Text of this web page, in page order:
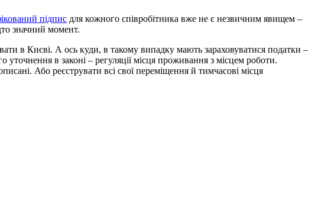
підпис для кожного співробітника вже не є незвичним явищем –
значний момент.
в Києві. А ось куди, в такому випадку мають зараховуватися податки –
в законі – регуляції місця проживання з місцем роботи.
Або реєструвати всі свої переміщення й тимчасові місця